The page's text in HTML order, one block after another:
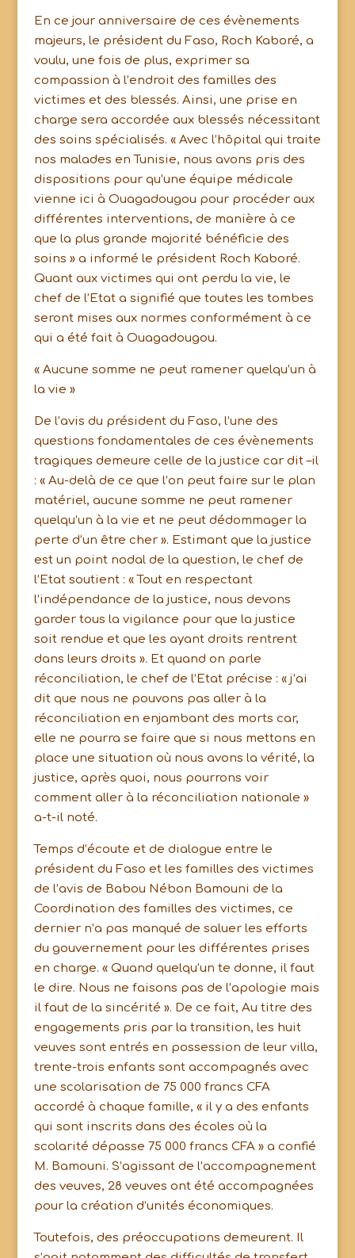
En ce jour anniversaire de ces évènements
majeurs, le président du Faso, Roch Kaboré, a
voulu, une fois de plus, exprimer sa
compassion à l’endroit des familles des
victimes et des blessés. Ainsi, une prise en
charge sera accordée aux blessés nécessitant
des soins spécialisés. « Avec l’hôpital qui traite
nos malades en Tunisie, nous avons pris des
dispositions pour qu’une équipe médicale
vienne ici à Ouagadougou pour procéder aux
différentes interventions, de manière à ce
que la plus grande majorité bénéficie des
soins » a informé le président Roch Kaboré.
Quant aux victimes qui ont perdu la vie, le
chef de l’Etat a signifié que toutes les tombes
seront mises aux normes conformément à ce
qui a été fait à Ouagadougou.
« Aucune somme ne peut ramener quelqu’un à
la vie »
De l’avis du président du Faso, l’une des
questions fondamentales de ces évènements
tragiques demeure celle de la justice car dit –il
: « Au-delà de ce que l’on peut faire sur le plan
matériel, aucune somme ne peut ramener
quelqu’un à la vie et ne peut dédommager la
perte d’un être cher ». Estimant que la justice
est un point nodal de la question, le chef de
l’Etat soutient : « Tout en respectant
l’indépendance de la justice, nous devons
garder tous la vigilance pour que la justice
soit rendue et que les ayant droits rentrent
dans leurs droits ». Et quand on parle
réconciliation, le chef de l’Etat précise : « j’ai
dit que nous ne pouvons pas aller à la
réconciliation en enjambant des morts car,
elle ne pourra se faire que si nous mettons en
place une situation où nous avons la vérité, la
justice, après quoi, nous pourrons voir
comment aller à la réconciliation nationale »
a-t-il noté.
Temps d’écoute et de dialogue entre le
président du Faso et les familles des victimes
de l’avis de Babou Nébon Bamouni de la
Coordination des familles des victimes, ce
dernier n’a pas manqué de saluer les efforts
du gouvernement pour les différentes prises
en charge. « Quand quelqu’un te donne, il faut
le dire. Nous ne faisons pas de l’apologie mais
il faut de la sincérité ». De ce fait, Au titre des
engagements pris par la transition, les huit
veuves sont entrés en possession de leur villa,
trente-trois enfants sont accompagnés avec
une scolarisation de 75 000 francs CFA
accordé à chaque famille, « il y a des enfants
qui sont inscrits dans des écoles où la
scolarité dépasse 75 000 francs CFA » a confié
M. Bamouni. S’agissant de l’accompagnement
des veuves, 28 veuves ont été accompagnées
pour la création d’unités économiques.
Toutefois, des préoccupations demeurent. Il